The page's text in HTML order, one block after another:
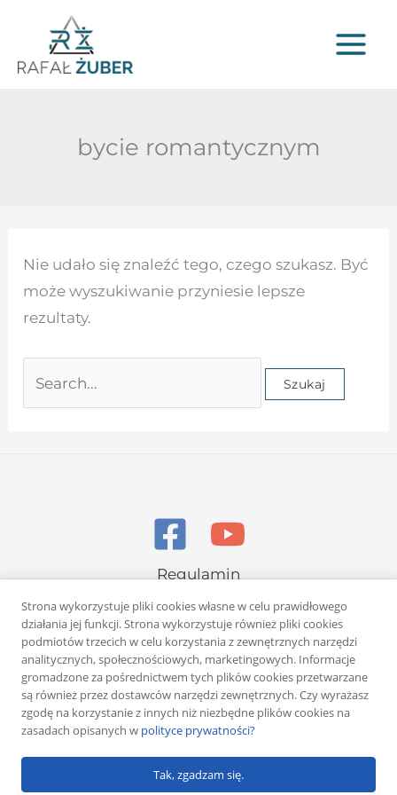
treści
bycie romantycznym
Nie udało się znaleźć tego, czego szukasz. Być
może wyszukiwanie przyniesie lepsze
rezultaty.
dla:
Regulamin
Polityka prywatności
Copyright © 2026 Rafał Żuber
Powered byKlub eMarketera
Strona wykorzystuje pliki cookies własne w celu prawidłowego
działania jej funkcji. Strona wykorzystuje również pliki cookies
podmiotów trzecich w celu korzystania z zewnętrznych narzędzi
analitycznych, społecznościowych, marketingowych. Informacje
gromadzone za pośrednictwem tych plików cookies przetwarzane
są również przez dostawców narzędzi zewnętrznych. Czy wyrażasz
zgodę na korzystanie z innych niż niezbędne plików cookies na
zasadach opisanych w polityce prywatności?
Tak, zgadzam się.